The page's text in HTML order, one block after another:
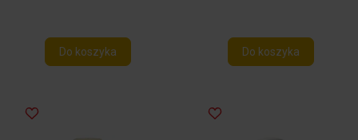
Do koszyka Do koszyka